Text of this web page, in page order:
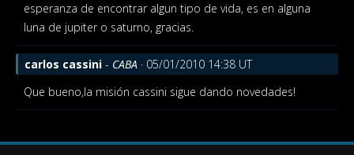
esperanza de encontrar algun tipo de vida, es en alguna
luna de jupiter o saturno, gracias.
carlos cassini - CABA · 05/01/2010 14:38 UT
Que bueno,la misión cassini sigue dando novedades!